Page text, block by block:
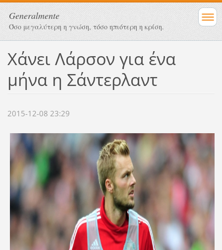
Generalmente
Όσο μεγαλύτερη η γνώση, τόσο ηπιότερη η κρίση.
Χάνει Λάρσον για ένα
μήνα η Σάντερλαντ
2015-12-08 23:29